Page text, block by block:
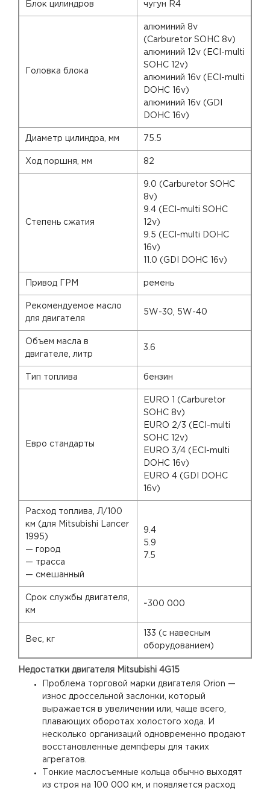
Блок цилиндров чугун R4
Головка блока
алюминий 8v
(Carburetor SOHC 8v)
алюминий 12v (ECI-multi
SOHC 12v)
алюминий 16v (ECI-multi
DOHC 16v)
алюминий 16v (GDI
DOHC 16v)
Диаметр цилиндра, мм 75.5
Ход поршня, мм 82
Степень сжатия
9.0 (Carburetor SOHC
8v)
9.4 (ECI-multi SOHC
12v)
9.5 (ECI-multi DOHC
16v)
11.0 (GDI DOHC 16v)
Привод ГРМ ремень
Рекомендуемое масло
для двигателя
5W-30, 5W-40
Объем масла в
двигателе, литр
3.6
Тип топлива бензин
Евро стандарты
EURO 1 (Carburetor
SOHC 8v)
EURO 2/3 (ECI-multi
SOHC 12v)
EURO 3/4 (ECI-multi
DOHC 16v)
EURO 4 (GDI DOHC
16v)
Расход топлива, Л/100
км (для Mitsubishi Lancer
1995)
— город
— трасса
— смешанный
9.4
5.9
7.5
Срок службы двигателя,
км
~300 000
Вес, кг
133 (с навесным
оборудованием)
Недостатки двигателя Mitsubishi 4G15
Проблема торговой марки двигателя Orion —
износ дроссельной заслонки, который
выражается в увеличении или, чаще всего,
плавающих оборотах холостого хода. И
несколько организаций одновременно продают
восстановленные демпферы для таких
агрегатов.
Тонкие маслосъемные кольца обычно выходят
из строя на 100 000 км, и появляется расход